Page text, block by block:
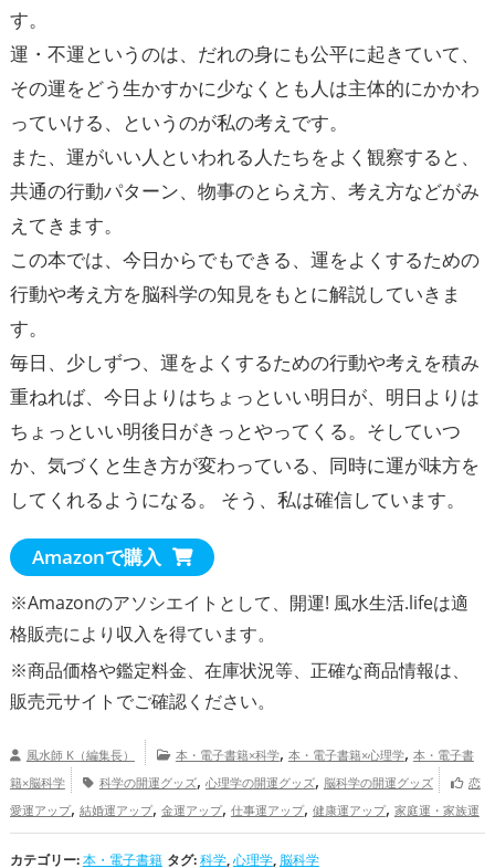
す。
運・不運というのは、だれの身にも公平に起きていて、
その運をどう生かすかに少なくとも人は主体的にかかわ
っていける、というのが私の考えです。
また、運がいい人といわれる人たちをよく観察すると、
共通の行動パターン、物事のとらえ方、考え方などがみ
えてきます。
この本では、今日からでもできる、運をよくするための
行動や考え方を脳科学の知見をもとに解説していきま
す。
毎日、少しずつ、運をよくするための行動や考えを積み
重ねれば、今日よりはちょっといい明日が、明日よりは
ちょっといい明後日がきっとやってくる。そしていつ
か、気づくと生き方が変わっている、同時に運が味方を
してくれるようになる。 そう、私は確信しています。
Amazonで購入
※Amazonのアソシエイトとして、開運! 風水生活.lifeは適
格販売により収入を得ています。
※商品価格や鑑定料金、在庫状況等、正確な商品情報は、
販売元サイトでご確認ください。
風水師 K（編集長） 本・電子書籍×科学, 本・電子書籍×心理学, 本・電子書
籍×脳科学
科学の開運グッズ, 心理学の開運グッズ, 脳科学の開運グッズ
恋
愛運アップ, 結婚運アップ, 金運アップ, 仕事運アップ, 健康運アップ, 家庭運・家族運
アップ,総合運・全体運アップ
カテゴリー:本・電子書籍 タグ:科学,心理学,脳科学